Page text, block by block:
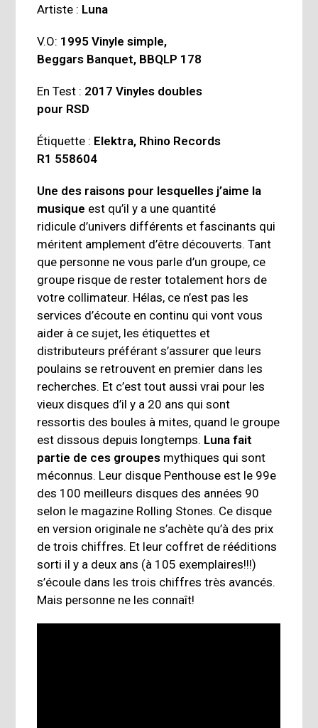
Artiste : Luna
V.O: 1995 Vinyle simple,
Beggars Banquet, BBQLP 178
En Test : 2017 Vinyles doubles
pour RSD
Étiquette : Elektra, Rhino Records
R1 558604
Une des raisons pour lesquelles j’aime la
musique est qu’il y a une quantité
ridicule d’univers différents et fascinants qui
méritent amplement d’être découverts. Tant
que personne ne vous parle d’un groupe, ce
groupe risque de rester totalement hors de
votre collimateur. Hélas, ce n’est pas les
services d’écoute en continu qui vont vous
aider à ce sujet, les étiquettes et
distributeurs préférant s’assurer que leurs
poulains se retrouvent en premier dans les
recherches. Et c’est tout aussi vrai pour les
vieux disques d’il y a 20 ans qui sont
ressortis des boules à mites, quand le groupe
est dissous depuis longtemps. Luna fait
partie de ces groupes mythiques qui sont
méconnus. Leur disque Penthouse est le 99e
des 100 meilleurs disques des années 90
selon le magazine Rolling Stones. Ce disque
en version originale ne s’achète qu’à des prix
de trois chiffres. Et leur coffret de rééditions
sorti il y a deux ans (à 105 exemplaires!!!)
s’écoule dans les trois chiffres très avancés.
Mais personne ne les connaît!